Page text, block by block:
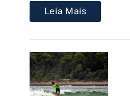
Leia Mais